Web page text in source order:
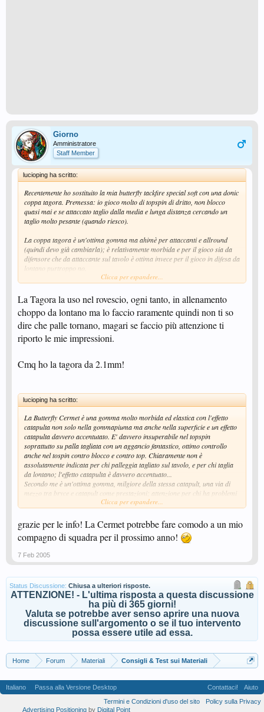
Giorno
Amministratore
Staff Member
lucioping ha scritto:
Recentemente ho sostituito la mia butterfly tackfire special soft con una donic
coppa tagora. Premessa: io gioco molto di topspin di dritto, non blocco
quasi mai e se attaccato taglio dalla media e lunga distanza cercando un
taglio molto pesante (quando riesco).
La coppa tagora è un'ottima gomma ma ahimè per attaccanti e allround
(quindi devo già cambiarla); è relativamente morbida e per il gioco sia da
difensore che da attaccante sul tavolo è ottima invece per il gioco in difesa da
lontano purtroppo no.
veloci che entrano nella gomma in profondità, sui palleggi al tavolo quindi
non disturba e mantieni un ottimo controllo con un taglio anche pesante. Sui
topspin su palla tagliata si comporta bene con un buon aggancio, e nei
topspin contro blocco e contro top ha quel proprio effetto catapulta che
rendono il colpo più veloce.
troppo presto, se la controllo mi scappa una palla poco tagliata se invece
cerco di tagliarla pesante mi scappa lunga e fuori. Sui topspin poco potenti
Clicca per espandere...
La Tagora la uso nel rovescio, ogni tanto, in allenamento
choppo da lontano ma lo faccio raramente quindi non ti so
dire che palle tornano, magari se faccio più attenzione ti
riporto le mie impressioni.
Cmq ho la tagora da 2.1mm!
lucioping ha scritto:
La Butterfly Cermet è una gomma molto morbida ed elastica con l'effetto
catapulta non solo nella gommapiuma ma anche nella superficie e un effetto
catapulta davvero accentutato. E' davvero insuperabile nel topspin
soprattutto su palla tagliata con un aggancio fantastico, ottimo controllo
anche nel tospin contro blocco e contro top. Chiaramente non è
assolutamente indicata per chi palleggia tagliato sul tavolo, e per chi taglia
da lontano; l'effetto catapulta è davvero accentuato...
Secondo me è un'ottima gomma, milgiore della stessa catapult, una via di
mezzo tra bryce e catapult come prestazioni; attenzione per chi ha problemi
di controllo sulla risposta alla battuta corta, sul palleggio e sulle palle
Clicca per espandere...
grazie per le info! La Cermet potrebbe fare comodo a un mio
compagno di squadra per il prossimo anno!
7 Feb 2005
Status Discussione: Chiusa a ulteriori risposte.
ATTENZIONE! - L'ultima risposta a questa discussione
ha più di 365 giorni!
Valuta se potrebbe aver senso aprire una nuova
discussione sull'argomento o se il tuo intervento
possa essere utile ad essa.
Home Forum Materiali Consigli & Test sui Materiali
Italiano Passa alla Versione Desktop Contattaci!
Aiuto
Termini e Condizioni d'uso del sito
Policy sulla Privacy
Advertising Positioningby Digital Point